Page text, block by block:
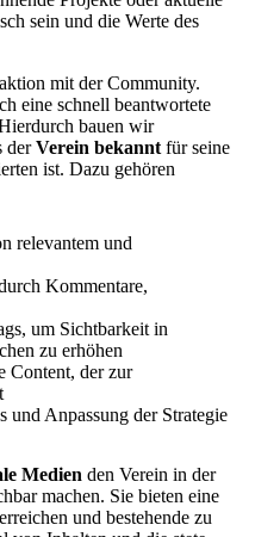
sein und die Werte des
mit der Community.
eine schnell beantwortete
bauen wir
derVerein bekannt für seine
ist. Dazu gehören
relevantem und
Kommentare,
um Sichtbarkeit in
zu erhöhen
Content, der zur
und Anpassung der Strategie
Medien den Verein in der
machen. Sie bieten eine
und bestehende zu